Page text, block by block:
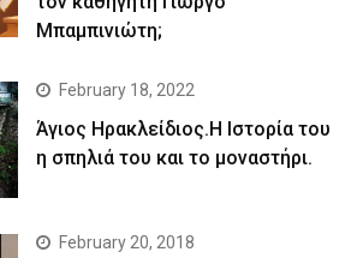
Μπαμπινιώτη;
February 18, 2022
Άγιος Ηρακλείδιος.Η Ιστορία του
η σπηλιά του και το μοναστήρι.
February 20, 2018